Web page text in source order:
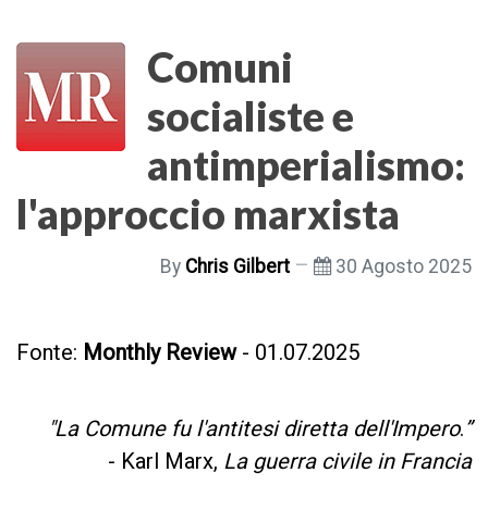
Comuni
socialiste e
antimperialismo:
l'approccio marxista
By Chris Gilbert 30 Agosto 2025
Fonte: Monthly Review- 01.07.2025
"La Comune fu l'antitesi diretta dell'Impero.”
- Karl Marx, La guerra civile in Francia